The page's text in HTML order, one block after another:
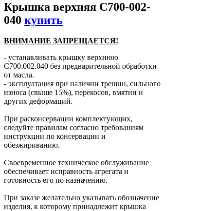
Крышка верхняя С700-002-
040 купить
ВНИМАНИЕ ЗАПРЕЩАЕТСЯ!
- устанавливать крышку верхнюю
С700.002.040 без предварительной обработки
от масла.
- эксплуатация при наличии трещин, сильного
износа (свыше 15%), перекосов, вмятин и
других деформаций.
При расконсервации комплектующих,
следуйте правилам согласно требованиям
инструкции по консервации и
обезжириванию.
Своевременное техническое обслуживание
обеспечивает исправность агрегата и
готовность его по назначению.
При заказе желательно указывать обозначение
изделия, к которому принадлежит крышка